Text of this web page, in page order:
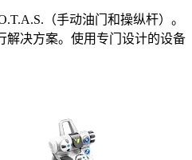
（手动油门和操纵杆）。
解决方案。使用专门设计的设备